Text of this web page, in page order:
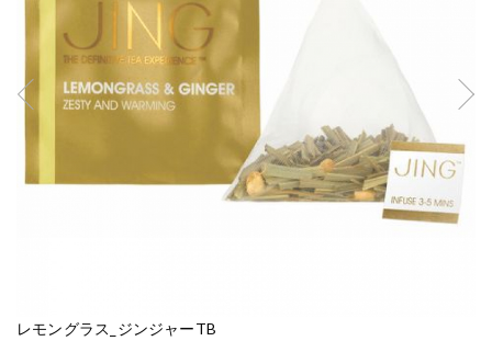
レモングラス_ジンジャーTB